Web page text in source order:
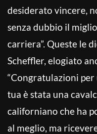
desiderato vincere,
senza dubbio il
carriera”. Queste le
Scheffler, elogiato
“Congratulazioni
tua è stata una
californiano che ha
al meglio, ma